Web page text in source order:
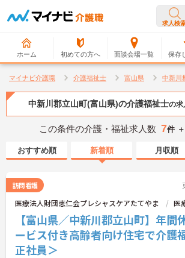
求人検
ホーム 初めての方へ 面談会場一覧 保存
マイナビ介護職 介護福祉士 富山県 中新川
中新川郡立山町(富山県)の介護福祉士の求
この条件の介護・福祉求人数 7件 ＋
おすすめ順 新着順 月収順
訪問看護
医療法人財団恵仁会プレシャスケアたてやま 医
【富山県／中新川郡立山町】年間
ービス付き高齢者向け住宅で介護
正社員＞